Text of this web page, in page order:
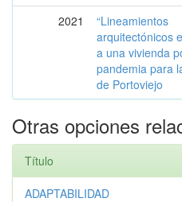
2021
“Lineamientos
arquitectónicos
a una vivienda
pandemia para
de Portoviejo
Otras opciones
Título
ADAPTABILIDAD